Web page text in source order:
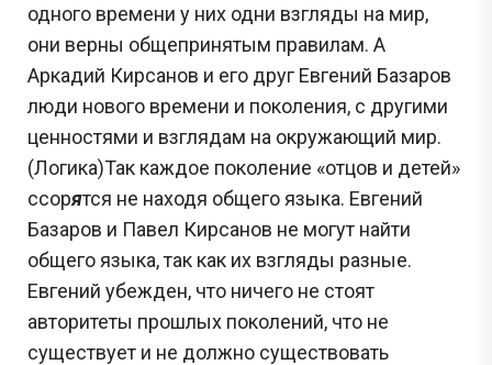
одного времени у них одни взгляды на мир,
они верны общепринятым правилам. А
Аркадий Кирсанов и его друг Евгений Базаров
люди нового времени и поколения, с другими
ценностями и взглядам на окружающий мир.
(Логика)Так каждое поколение «отцов и детей»
ссорятся не находя общего языка. Евгений
Базаров и Павел Кирсанов не могут найти
общего языка, так как их взгляды разные.
Евгений убежден, что ничего не стоят
авторитеты прошлых поколений, что не
существует и не должно существовать